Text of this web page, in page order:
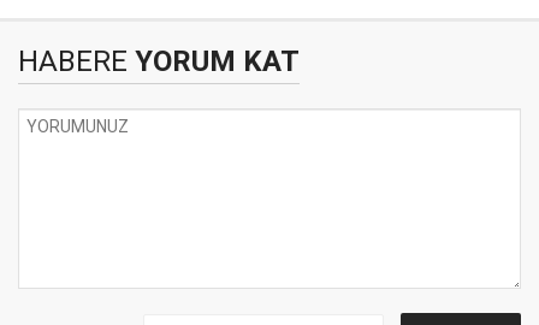
HABERE YORUM KAT